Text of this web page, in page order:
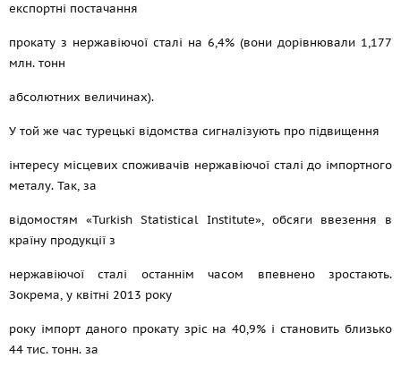
експортні постачання
прокату з нержавіючої сталі на 6,4% (вони дорівнювали 1,177
млн. тонн
абсолютних величинах).
У той же час турецькі відомства сигналізують про підвищення
інтересу місцевих споживачів нержавіючої сталі до імпортного
металу. Так, за
відомостям «Turkish Statistical Institute», обсяги ввезення в
країну продукції з
нержавіючої сталі останнім часом впевнено зростають.
Зокрема, у квітні 2013 року
року імпорт даного прокату зріс на 40,9% і становить близько
44 тис. тонн. за